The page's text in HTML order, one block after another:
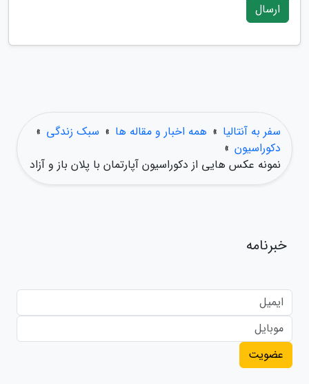
ارسال
سفر به آنتالیا » همه اخبار و مقاله ها » سبک زندگی »
دکوراسیون »
نمونه عکس هایی از دکوراسیون آپارتمان با پلان باز و آزاد
خبرنامه
عضویت